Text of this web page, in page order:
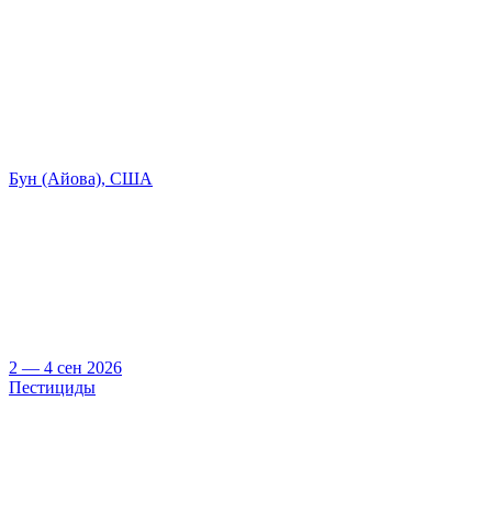
Бун (Айова), США
2 — 4 сен 2026
Пестициды